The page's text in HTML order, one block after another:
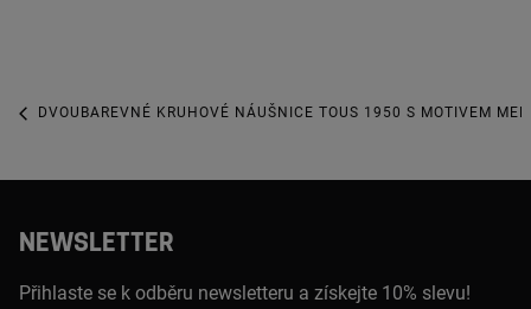
DVOUBAREVNÉ KRUHOVÉ NÁUŠNICE TOUS 1950 S MOTIVEM
NEWSLETTER
Přihlaste se k odběru newsletteru a získejte 10% slevu!